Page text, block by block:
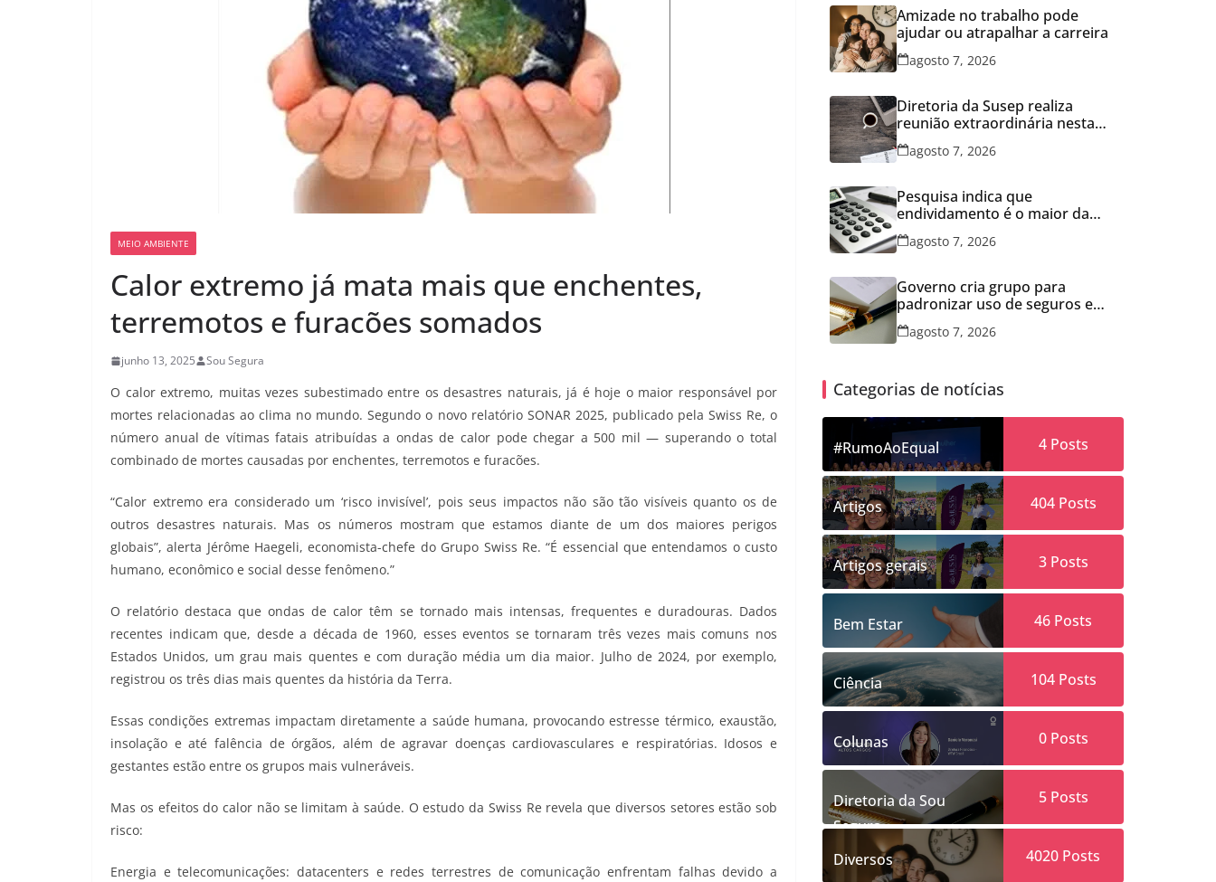
MEIO AMBIENTE
Calor extremo já mata mais que enchentes,
terremotos e furacões somados
junho 13, 2025 Sou Segura
O calor extremo, muitas vezes subestimado entre os desastres naturais, já é hoje o maior responsável por
mortes relacionadas ao clima no mundo. Segundo o novo relatório SONAR 2025, publicado pela Swiss Re, o
número anual de vítimas fatais atribuídas a ondas de calor pode chegar a 500 mil — superando o total
combinado de mortes causadas por enchentes, terremotos e furacões.
“Calor extremo era considerado um ‘risco invisível’, pois seus impactos não são tão visíveis quanto os de
outros desastres naturais. Mas os números mostram que estamos diante de um dos maiores perigos
globais”, alerta Jérôme Haegeli, economista-chefe do Grupo Swiss Re. “É essencial que entendamos o custo
humano, econômico e social desse fenômeno.”
O relatório destaca que ondas de calor têm se tornado mais intensas, frequentes e duradouras. Dados
recentes indicam que, desde a década de 1960, esses eventos se tornaram três vezes mais comuns nos
Estados Unidos, um grau mais quentes e com duração média um dia maior. Julho de 2024, por exemplo,
registrou os três dias mais quentes da história da Terra.
Essas condições extremas impactam diretamente a saúde humana, provocando estresse térmico, exaustão,
insolação e até falência de órgãos, além de agravar doenças cardiovasculares e respiratórias. Idosos e
gestantes estão entre os grupos mais vulneráveis.
Mas os efeitos do calor não se limitam à saúde. O estudo da Swiss Re revela que diversos setores estão sob
risco:
Energia e telecomunicações: datacenters e redes terrestres de comunicação enfrentam falhas devido a
Amizade no trabalho pode
ajudar ou atrapalhar a carreira
agosto 7, 2026
Diretoria da Susep realiza
reunião extraordinária nesta
sexta-feira
agosto 7, 2026
Pesquisa indica que
endividamento é o maior da
série histórica
agosto 7, 2026
Governo cria grupo para
padronizar uso de seguros em
concessões
agosto 7, 2026
Categorias de notícias
#RumoAoEqual 4Posts
Artigos 404Posts
Artigos gerais 3Posts
Bem Estar 46 Posts
Ciência 104Posts
Colunas 0Posts
Diretoria da Sou
Segura
5Posts
Diversos 4020 Posts